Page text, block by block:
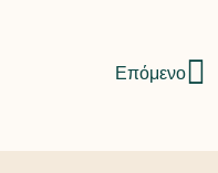
Επόμενο